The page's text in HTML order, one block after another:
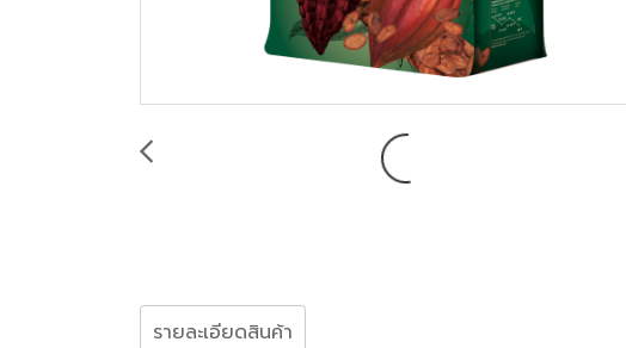
รายละเอียดสินค้า